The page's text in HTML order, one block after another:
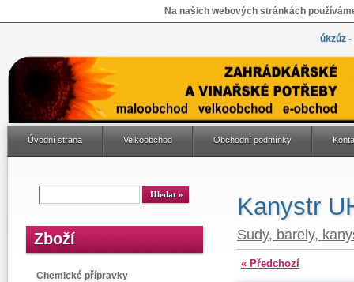
Na našich webových stránkách
úkzúz
Úvodní strana Velkoobchod Obchodní podmínky
Zboží
Chemické přípravky
Kanystr
Sudy, barely,
« Předchozí